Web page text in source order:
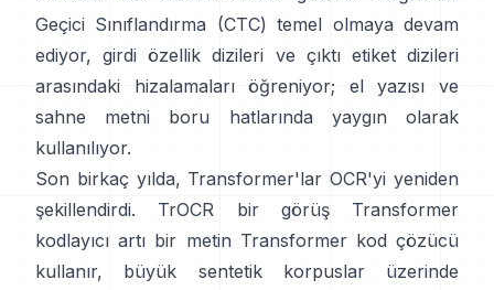
Geçici Sınıflandırma (CTC) temel olmaya devam
ediyor, girdi özellik dizileri ve çıktı etiket dizileri
arasındaki hizalamaları öğreniyor; el yazısı ve
sahne metni boru hatlarında yaygın olarak
kullanılıyor.
Son birkaç yılda, Transformer'lar OCR'yi yeniden
şekillendirdi.
TrOCR
bir görüş Transformer
kodlayıcı artı bir metin Transformer kod çözücü
kullanır, büyük sentetik korpuslar üzerinde